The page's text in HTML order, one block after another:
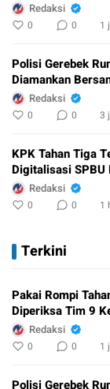
Redaksi
0 0 1
Polisi Gerebek
Diamankan
Redaksi
0 0 3
KPK Tahan Tiga
Digitalisasi SPBU
Redaksi
0 0 1
Terkini
Pakai Rompi
Diperiksa Tim 9
Redaksi
0 0 1
Polisi Gerebek